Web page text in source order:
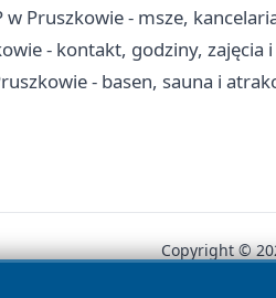
w Pruszkowie - msze,
- kontakt, godziny, zajęcia
- basen, sauna i
Copyright ©